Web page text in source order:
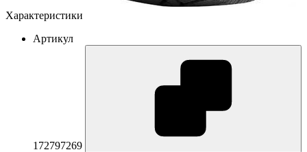
Характеристики
Артикул
172797269